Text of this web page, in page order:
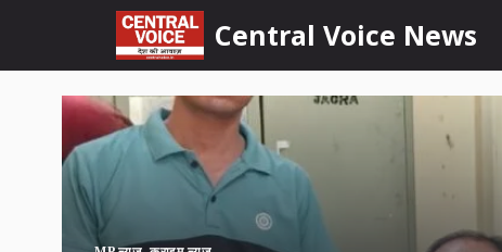
content
Central Voice News